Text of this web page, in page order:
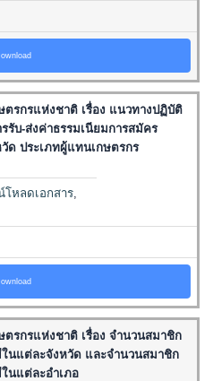
ตรกรแห่งชาติ เรื่อง แนวทางปฏิบัติ
รับ-ส่งค่าธรรมเนียมการสมัคร
ด ประเภทผู้แทนเกษตรกร
โหลดเอกสาร,
ตรกรแห่งชาติ เรื่อง จำนวนสมาชิก
นแต่ละจังหวัด และจำนวนสมาชิก
นแต่ละอำเภอ